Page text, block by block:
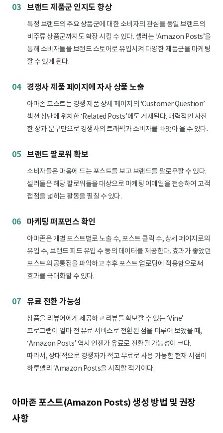
03 브랜드 제품군 인지도 향상
특정 브랜드의 주요 상품군에 대한 소비자의 관심을 동일 브랜드의
비주류 상품군까지도 확장 시킬 수 있다. 셀러는 ‘Amazon Posts’을
통해 소비자들을 브랜드 스토어로 유입시켜 다양한 제품군을 마케팅
할 수 있게 된다.
04 경쟁사 제품 페이지에 자사 상품 노출
아마존 포스트는 경쟁 제품 상세 페이지의 ‘Customer Question’
섹션 상단에 위치한 ‘Related Posts’에도 게재된다. 매력적인 사진
한 장과 문구만으로 경쟁사의 트래픽과 소비자를 빼앗아 올 수 있다.
05 브랜드 팔로워 확보
소비자들은 마음에 드는 포스트를 보고 브랜드를 팔로우할 수 있다.
셀러들은 해당 팔로워들을 대상으로 마케팅 이메일을 전송하여 고객
접점을 넓히는 활동을 펼칠 수 있다.
06 마케팅 퍼포먼스 확인
아마존은 개별 포스트별로 노출 수, 포스트 클릭 수, 상세 페이지로의
유입 수, 브랜드 피드 유입 수 등의 데이터를 제공한다. 효과가 좋았던
포스트의 공통점을 파악하고 추후 포스트 업로딩에 적용함으로써
효과를 극대화할 수 있다.
07 유료 전환 가능성
상품을 리뷰어에게 제공하고 리뷰를 확보할 수 있는 ‘Vine’
프로그램이 얼마 전 유료 서비스로 전환된 점을 미루어 보았을 때,
‘Amazon Posts’ 역시 언젠가 유료로 전환될 가능성이 크다.
따라서, 상대적으로 경쟁자가 적고 무료로 사용 가능한 현재 시점이
하루빨리 ‘Amazon Posts을 시작할 적기이다.
아마존 포스트(Amazon Posts) 생성 방법 및 권장
사항